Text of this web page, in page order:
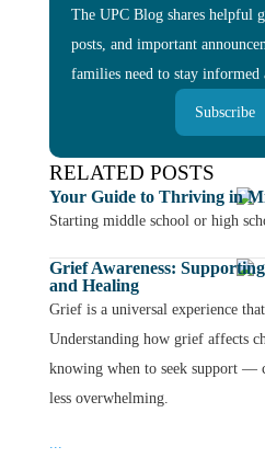
The UPC Blog shares helpful
posts, and important
families need to stay informed
Subscribe
RELATED POSTS
Your Guide to Thriving in
Starting middle school or high
Grief Awareness:
and Healing
Grief is a universal experience
Understanding how grief affects
knowing when to seek support —
less overwhelming.
...